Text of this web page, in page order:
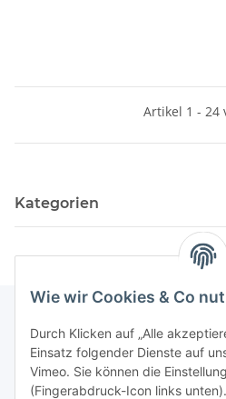
Wie wir Cookies & Co
Durch Klicken auf „Alle
Einsatz folgender Dienste auf
Vimeo. Sie können die
(Fingerabdruck-Icon links
Artikel 1 - 24
Kategorien
Informationen